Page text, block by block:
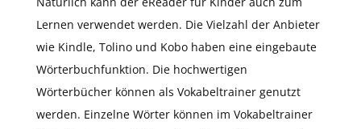
Lernen verwendet werden. Die Vielzahl der Anbieter
wie Kindle, Tolino und Kobo haben eine eingebaute
Wörterbuchfunktion. Die hochwertigen
Wörterbücher können als Vokabeltrainer genutzt
werden. Einzelne Wörter können im Vokabeltrainer